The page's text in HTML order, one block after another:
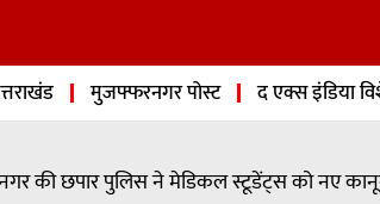
मुजफ्फरनगर पोस्ट द एक्स इंडिया
की छपार पुलिस ने मेडिकल स्टूडेंट्स को नए